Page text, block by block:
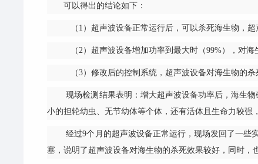
可以得出的结论如下：
（1）超声波设备正常运行后，可以杀死海生物，超声
（2）超声波设备增加功率到最大时（99%），对海生
（3）修改后的控制系统，超声波设备对海生物的杀死
现场检测结果表明：增大超声波设备功率后，海生物
小的担轮幼虫、无节幼体等个体，还有活体且生命力较强
经过9个月的超声波设备正常运行，现场发回了一些实
塞，说明了超声波设备对海生物的杀死效果较好，同时，